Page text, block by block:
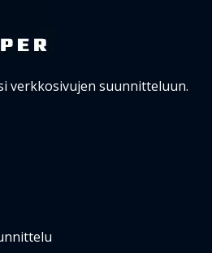
verkkosivujen suunnitteluun.